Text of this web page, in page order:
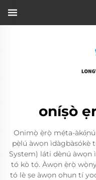
oníṣò
Onimọ̀ ẹ̀rọ̀ mẹ́ta-
pẹ̀lú àwọn ìdàgbàsókè
System) láti dènú àwọn
tó kò tọ́. Àwọn ẹ̀rọ̀
tó lè ṣe àwọn ohun tí